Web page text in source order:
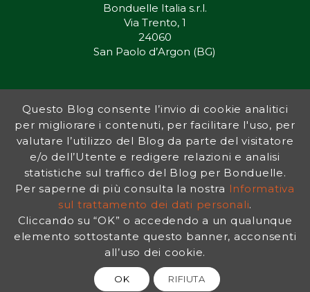
Bonduelle Italia s.r.l.
Via Trento, 1
24060
San Paolo d’Argon (BG)
Inorto.org è dal 2011 il punto di riferimento per gli ortisti italiani, e
fornisce preziosi consigli sia ai più esperti che a nuovi interessati.
L’obiettivo di Bonduelle è ispirare la transizione verso una dieta a
base vegetale per contribuire al benessere delle persone e del
pianeta. In questo contesto si inserisce InOrto, simbolo dell’amore
per la terra e del rispetto dell’ambiente.
INFORMATIVA PRIVACY|NOTE LEGALI
© 2026 Bonduelle InOrto
Questo Blog consente l’invio di cookie analitici
per migliorare i contenuti, per facilitare l'uso, per
valutare l’utilizzo del Blog da parte del visitatore
e/o dell’Utente e redigere relazioni e analisi
statistiche sul traffico del Blog per Bonduelle.
Per saperne di più consulta la nostra Informativa
sul trattamento dei dati personali.
Cliccando su “OK” o accedendo a un qualunque
elemento sottostante questo banner, acconsenti
all’uso dei cookie.
OK RIFIUTA